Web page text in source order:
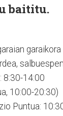
baititu.
garaikora
8:30-14:00
10:00-20:30)
Puntua: